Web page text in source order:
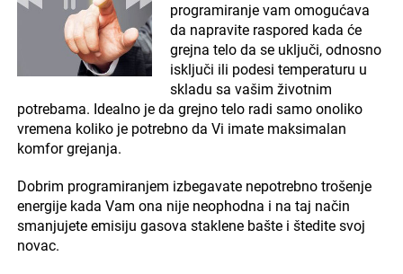
programiranje vam omogućava
da napravite raspored kada će
grejna telo da se uključi, odnosno
isključi ili podesi temperaturu u
skladu sa vašim životnim
potrebama. Idealno je da grejno telo radi samo onoliko
vremena koliko je potrebno da Vi imate maksimalan
komfor grejanja.
Dobrim programiranjem izbegavate nepotrebno trošenje
energije kada Vam ona nije neophodna i na taj način
smanjujete emisiju gasova staklene bašte i štedite svoj
novac.